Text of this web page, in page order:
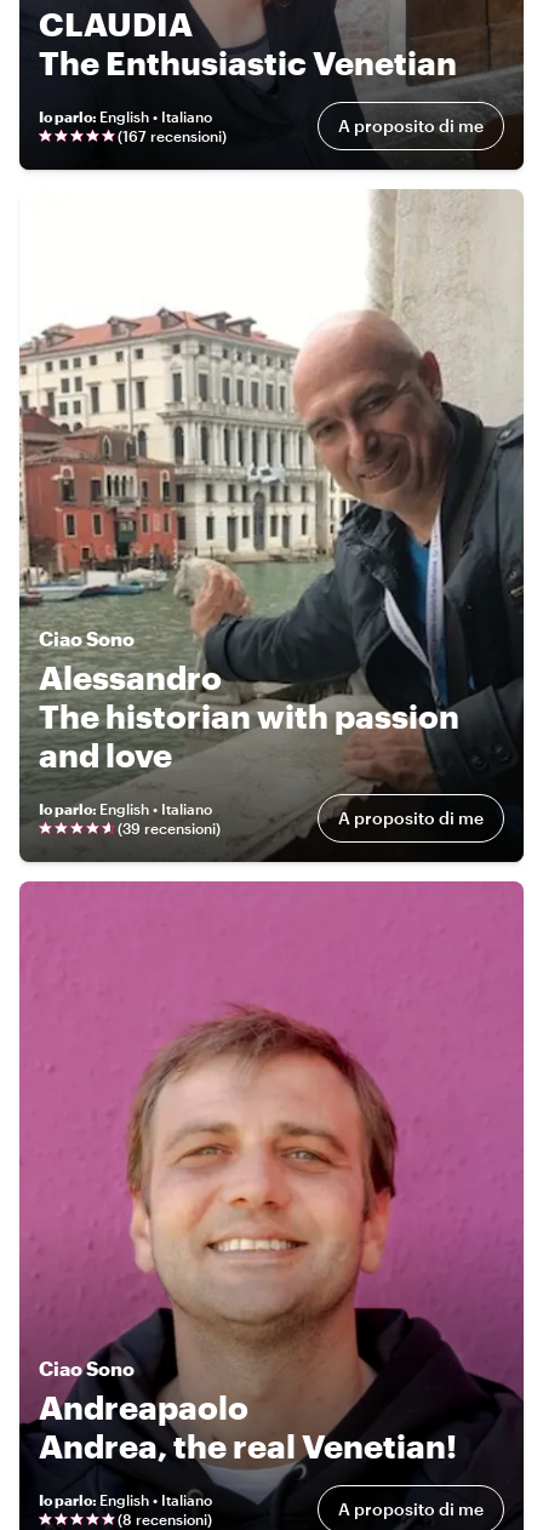
CLAUDIA
The Enthusiastic Venetian
Io parlo: English • Italiano
(167 recensioni) A proposito di me
CiaoSono
Alessandro
The historian with passion
and love
Io parlo: English • Italiano
(39 recensioni) A proposito di me
CiaoSono
Andreapaolo
Andrea, the real Venetian!
Io parlo: English • Italiano
(8 recensioni) A proposito di me